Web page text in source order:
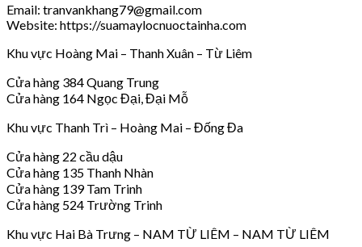
Email: tranvankhang79@gmail.com
Website: https://suamaylocnuoctainha.com
Khu vực Hoàng Mai – Thanh Xuân – Từ Liêm
Cửa hàng 384 Quang Trung
Cửa hàng 164 Ngọc Đại, Đại Mỗ
Khu vực Thanh Trì – Hoàng Mai – Đống Đa
Cửa hàng 22 cầu dậu
Cửa hàng 135 Thanh Nhàn
Cửa hàng 139 Tam Trinh
Cửa hàng 524 Trường Trinh
Khu vực Hai Bà Trưng – NAM TỪ LIÊM – NAM TỪ LIÊM